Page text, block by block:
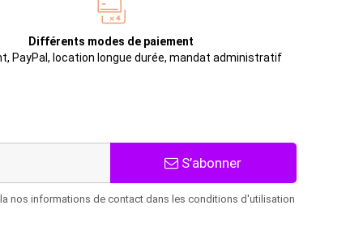
Différents modes de paiement
PayPal, location longue durée, mandat administratif
S’abonner
nos informations de contact dans les conditions d'utilisation